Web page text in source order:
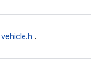
vehicle.h .